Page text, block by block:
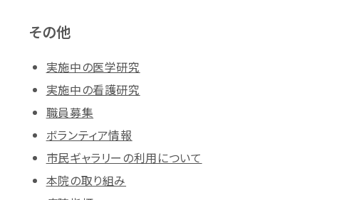
その他
実施中の医学研究
実施中の看護研究
職員募集
ボランティア情報
市民ギャラリーの利用について
本院の取り組み